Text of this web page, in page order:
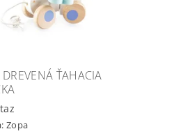
ŤAHACIA
Zopa